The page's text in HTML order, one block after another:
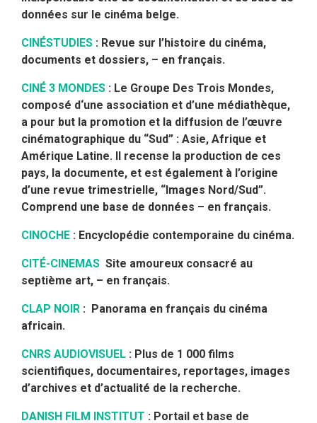
données sur le cinéma belge.
CINÉSTUDIES : Revue sur l’histoire du cinéma,
documents et dossiers, – en français.
CINÉ 3 MONDES : Le Groupe Des Trois Mondes,
composé d‘une association et d’une médiathèque,
a pour but la promotion et la diffusion de l’œuvre
cinématographique du “Sud” : Asie, Afrique et
Amérique Latine. Il recense la production de ces
pays, la documente, et est également à l’origine
d’une revue trimestrielle, “Images Nord/Sud”.
Comprend une base de données – en français.
CINOCHE : Encyclopédie contemporaine du cinéma.
CITÉ-CINEMAS Site amoureux consacré au
septième art, – en français.
CLAP NOIR : Panorama en français du cinéma
africain.
CNRS AUDIOVISUEL : Plus de 1 000 films
scientifiques, documentaires, reportages, images
d’archives et d’actualité de la recherche.
DANISH FILM INSTITUT : Portail et base de